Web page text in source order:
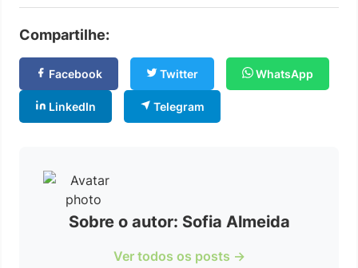
Compartilhe:
Facebook Twitter WhatsApp
LinkedIn Telegram
Sobre o autor: Sofia Almeida
Ver todos os posts →